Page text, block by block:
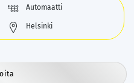
Automaatti
Helsinki